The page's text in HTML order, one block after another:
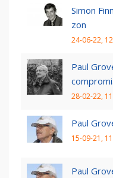
Simon
zon
24-06-22,
Paul
28-02-22,
Paul
15-09-21,
Paul